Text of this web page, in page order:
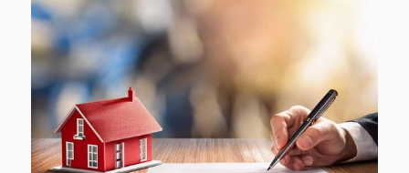
überzeugende Argumente dafür, warum
Immobilieninvestitionen auch heute noch
eine lohnende Option sein können.